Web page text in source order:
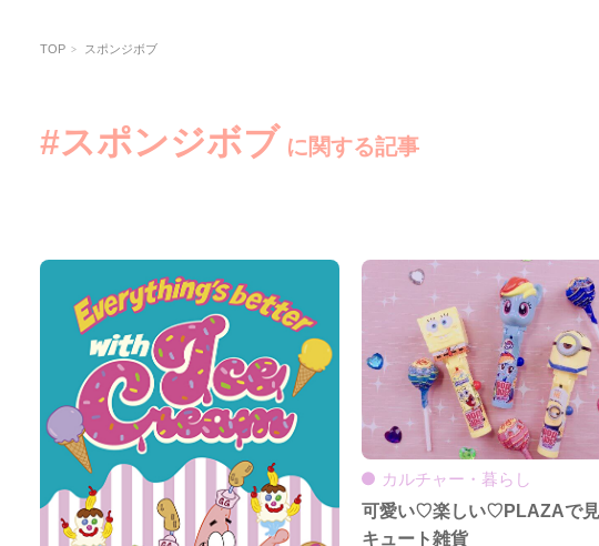
TOP スポンジボブ
#スポンジボブ に関する記事
カルチャー・暮らし
可愛い♡楽しい♡PLAZAで
キュート雑貨